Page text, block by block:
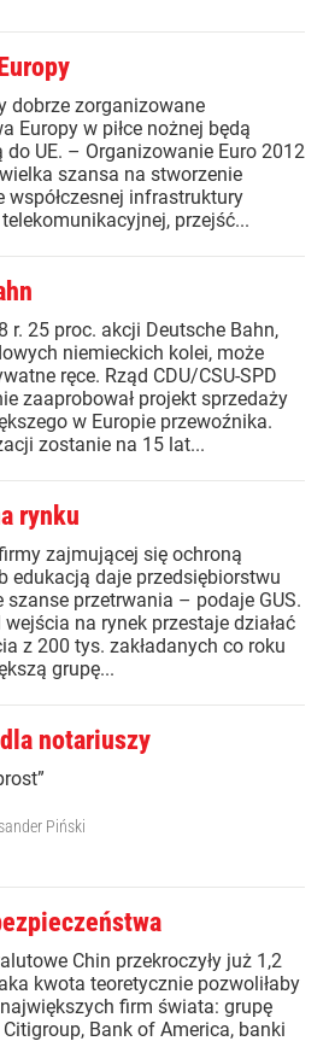
dobrze zorganizowane
Europy w piłce nożnej będą
do UE. – Organizowanie Euro 2012
szansa na stworzenie
współczesnej infrastruktury
przejść...
r. 25 proc. akcji Deutsche Bahn,
niemieckich kolei, może
ręce. Rząd CDU/CSU-SPD
zaaprobował projekt sprzedaży
w Europie przewoźnika.
zostanie na 15 lat...
rynku
zajmującej się ochroną
edukacją daje przedsiębiorstwu
szanse przetrwania – podaje GUS.
wejścia na rynek przestaje działać
z 200 tys. zakładanych co roku
grupę...
notariuszy
Piński
Chin przekroczyły już 1,2
kwota teoretycznie pozwoliłaby
firm świata: grupę
Bank of America, banki